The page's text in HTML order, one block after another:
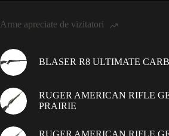
Arme apreciate de vizitatori
BLASER R8 ULTIMATE
RUGER AMERICAN RIFLE
PRAIRIE